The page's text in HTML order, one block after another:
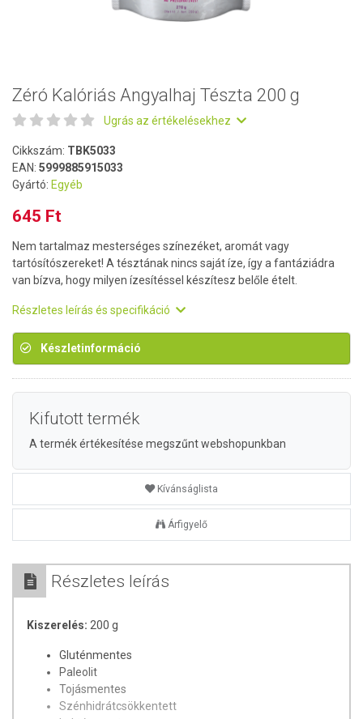
Zéró Kalóriás Angyalhaj Tészta 200 g
Ugrás az értékelésekhez
Cikkszám: TBK5033
EAN: 5999885915033
Gyártó: Egyéb
645 Ft
Nem tartalmaz mesterséges színezéket, aromát vagy
tartósítószereket! A tésztának nincs saját íze, így a fantáziádra
van bízva, hogy milyen ízesítéssel készítesz belőle ételt.
Részletes leírás és specifikáció
Készletinformáció
Kifutott termék
A termék értékesítése megszűnt webshopunkban
Kívánságlista
Árfigyelő
Részletes leírás
Kiszerelés: 200 g
Gluténmentes
Paleolit
Tojásmentes
Szénhidrátcsökkentett